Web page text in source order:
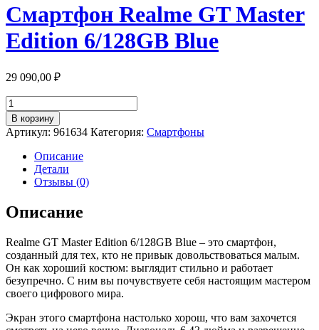
Смартфон Realme GT Master
Edition 6/128GB Blue
29 090,00 ₽
Количество
товара
Смартфон
Realme
Master
Edition
6/128GB
Blue
В корзину
Артикул: 961634 Категория: Смартфоны
Описание
Детали
Отзывы (0)
Описание
Realme GT Master Edition 6/128GB Blue – это смартфон,
созданный для тех, кто не привык довольствоваться малым.
Он как хороший костюм: выглядит стильно и работает
безупречно. С ним вы почувствуете себя настоящим мастером
своего цифрового мира.
Экран этого смартфона настолько хорош, что вам захочется